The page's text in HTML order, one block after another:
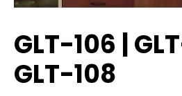
GLT-106 |
GLT-108